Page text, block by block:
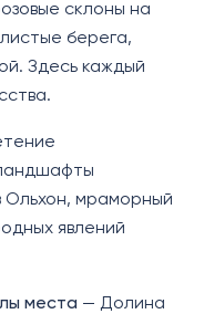
склоны на
берега,
Здесь каждый
Ольхон, мраморный
явлений
места — Долина